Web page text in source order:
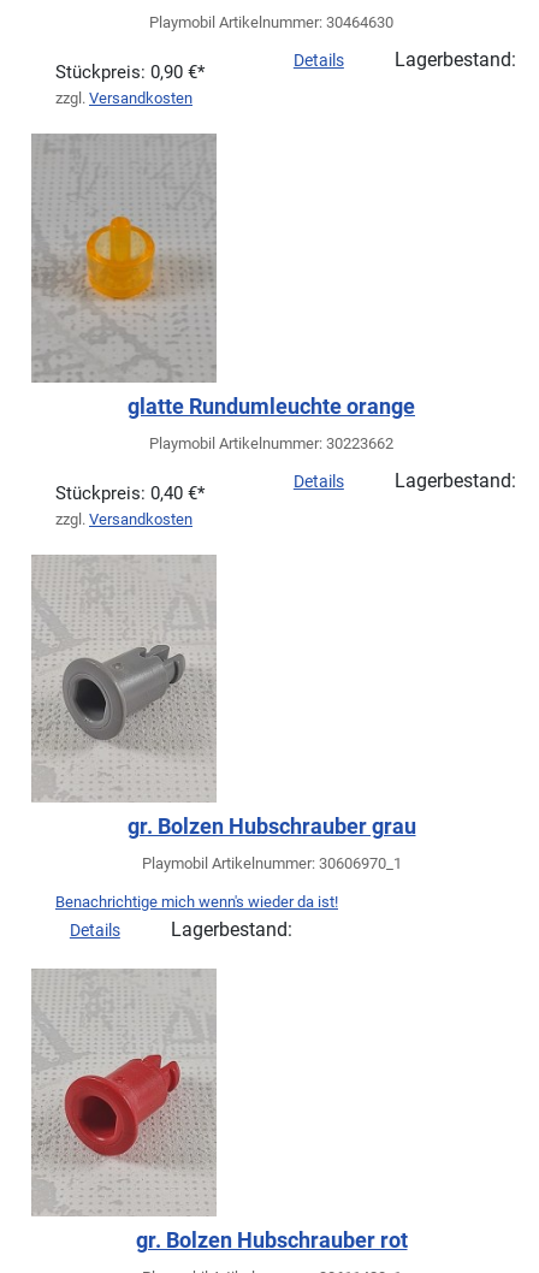
Playmobil Artikelnummer: 30464630
Stückpreis: 0,90 €*
zzgl. Versandkosten
Details Lagerbestand:
glatte Rundumleuchte orange
Playmobil Artikelnummer: 30223662
Stückpreis: 0,40 €*
zzgl. Versandkosten
Details Lagerbestand:
gr. Bolzen Hubschrauber grau
Playmobil Artikelnummer: 30606970_1
Benachrichtige mich wenn's wieder da ist!
Details Lagerbestand:
gr. Bolzen Hubschrauber rot